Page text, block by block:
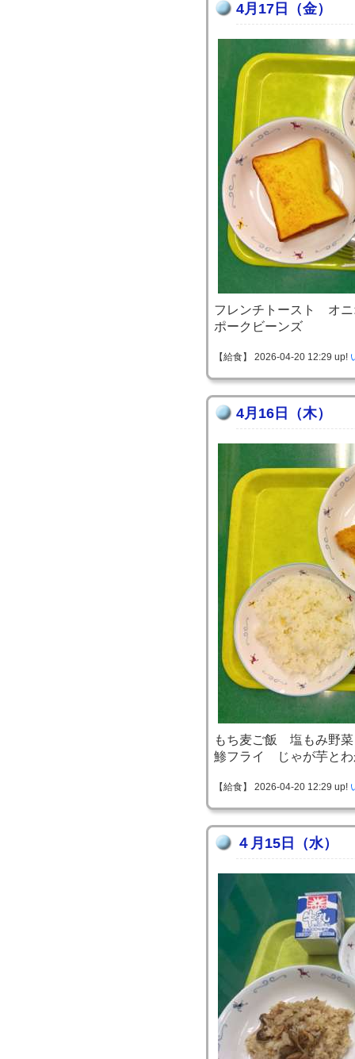
4月17日（金）
フレンチトースト オニ
ポークビーンズ
【給食】 2026-04-20 12:29 up!
4月16日（木）
もち麦ご飯 塩もみ野菜
鯵フライ じゃが芋とわ
【給食】 2026-04-20 12:29 up!
４月15日（水）